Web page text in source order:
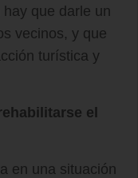
que darle un
vecinos, y que
turística y
el
en una situación